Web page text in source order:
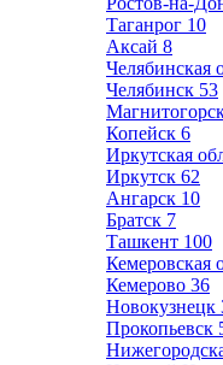
Таганрог 10
Аксай 8
Челябинская
Челябинск 53
Копейск 6
Иркутская
Иркутск 62
Ангарск 10
Братск 7
Ташкент 100
Кемеровская
Кемерово 36
Новокузнецк
Прокопьевск